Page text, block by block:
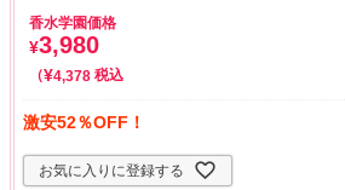
香水学園価格
¥3,980
¥4,378 税込
激安52％OFF！
お気に入りに登録する